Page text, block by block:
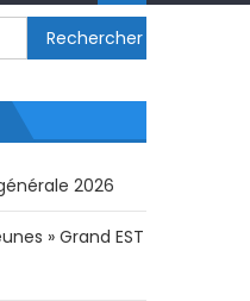
2026
» Grand EST